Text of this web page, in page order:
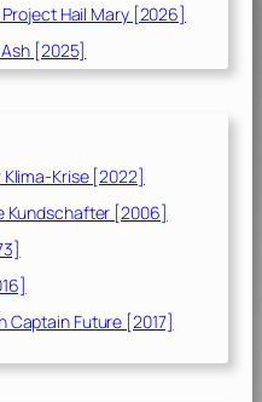
Hail Mary [2026]
[2025]
Klima-Krise [2022]
Kundschafter [2006]
Captain Future [2017]